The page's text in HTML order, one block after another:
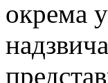
окрема